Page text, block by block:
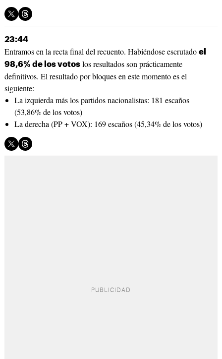
23:44
Entramos en la recta final del recuento. Habiéndose escrutado el
98,6% de los votoslos resultados son prácticamente
definitivos. El resultado por bloques en este momento es el
siguiente:
La izquierda más los partidos nacionalistas: 181 escaños
(53,86% de los votos)
La derecha (PP + VOX): 169 escaños (45,34% de los votos)